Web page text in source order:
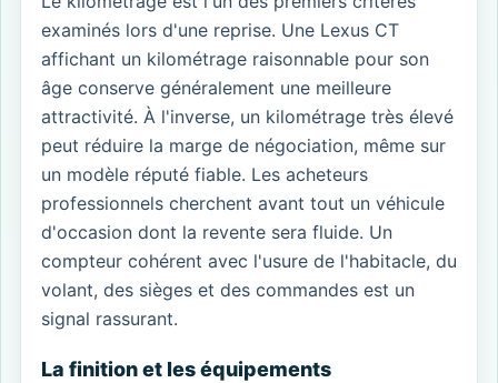
examinés lors d'une reprise. Une Lexus CT
affichant un kilométrage raisonnable pour son
âge conserve généralement une meilleure
attractivité. À l'inverse, un kilométrage très élevé
peut réduire la marge de négociation, même sur
un modèle réputé fiable. Les acheteurs
professionnels cherchent avant tout un véhicule
d'occasion dont la revente sera fluide. Un
compteur cohérent avec l'usure de l'habitacle, du
volant, des sièges et des commandes est un
signal rassurant.
La finition et les équipements